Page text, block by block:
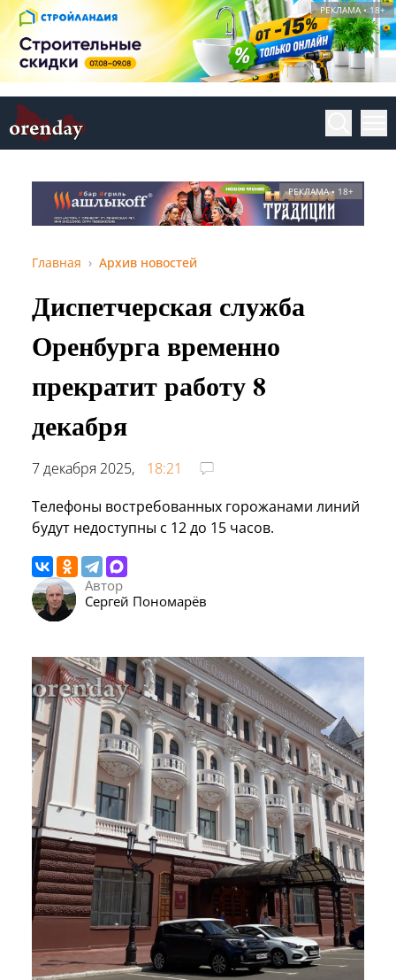
РЕКЛАМА • 18+
РЕКЛАМА • 18+
Главная Архив новостей
Диспетчерская служба
Оренбурга временно
прекратит работу 8
декабря
7 декабря 2025,
18:21
Телефоны востребованных горожанами линий
будут недоступны с 12 до 15 часов.
Автор
Сергей Пономарёв